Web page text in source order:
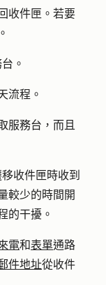
收件匣。若要
。
。
流程。
服務台，而且
收件匣時收到
較少的時間開
的干擾。
電和表單通路
件地址從收件